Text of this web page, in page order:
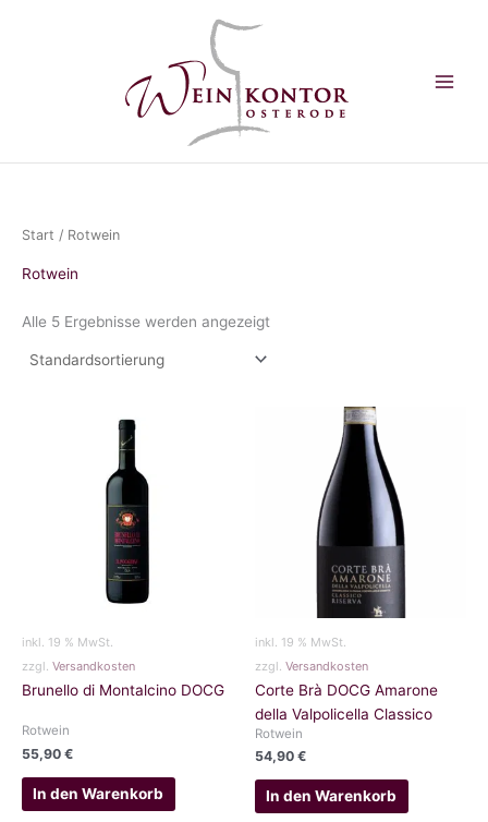
Start / Rotwein
Rotwein
Alle 5 Ergebnisse werden angezeigt
inkl. 19 % MwSt.
zzgl. Versandkosten
Brunello di Montalcino DOCG
Rotwein
55,90 €
In den Warenkorb
inkl. 19 % MwSt.
zzgl. Versandkosten
Corte Brà DOCG Amarone
della Valpolicella Classico
Rotwein
54,90 €
In den Warenkorb